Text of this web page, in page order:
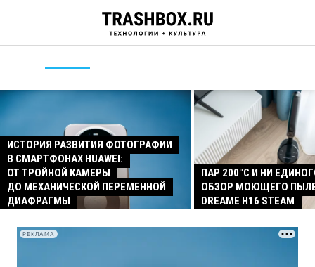
ИСТОРИЯ РАЗВИТИЯ ФОТОГРАФИИ
В СМАРТФОНАХ HUAWEI:
ОТ ТРОЙНОЙ КАМЕРЫ
ДО МЕХАНИЧЕСКОЙ ПЕРЕМЕННОЙ
ДИАФРАГМЫ
ПАР 200°C И НИ
ОБЗОР МОЮЩЕГО
DREAME H16 STEAM
РЕКЛАМА